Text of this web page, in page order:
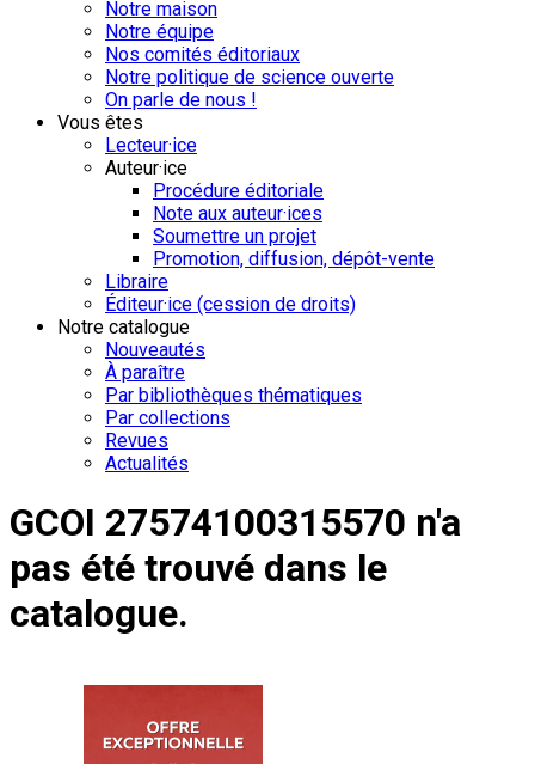
Notre maison
Notre équipe
Nos comités éditoriaux
Notre politique de science ouverte
On parle de nous !
Vous êtes
Lecteur·ice
Auteur·ice
Procédure éditoriale
Note aux auteur·ices
Soumettre un projet
Promotion, diffusion, dépôt-vente
Libraire
Éditeur·ice (cession de droits)
Notre catalogue
Nouveautés
À paraître
Par bibliothèques thématiques
Par collections
Revues
Actualités
GCOI 27574100315570 n'a
pas été trouvé dans le
catalogue.